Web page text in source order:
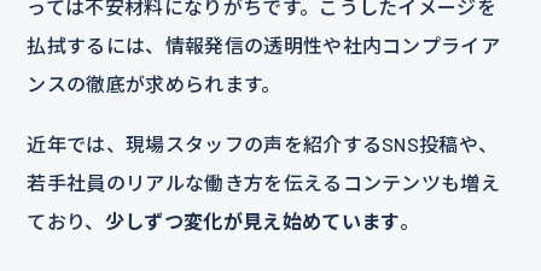
っては不安材料になりがちです。こうしたイメージを
払拭するには、情報発信の透明性や社内コンプライア
ンスの徹底が求められます。
近年では、現場スタッフの声を紹介するSNS投稿や、
若手社員のリアルな働き方を伝えるコンテンツも増え
ており、 少しずつ変化が見え始めています。